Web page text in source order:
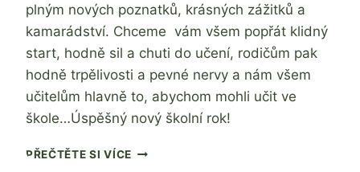
plným nových poznatků, krásných zážitků a
kamarádství. Chceme vám všem popřát klidný
start, hodně sil a chuti do učení, rodičům pak
hodně trpělivosti a pevné nervy a nám všem
učitelům hlavně to, abychom mohli učit ve
škole…Úspěšný nový školní rok!
PŘEČTĚTE SI VÍCEZAHÁJENÍ